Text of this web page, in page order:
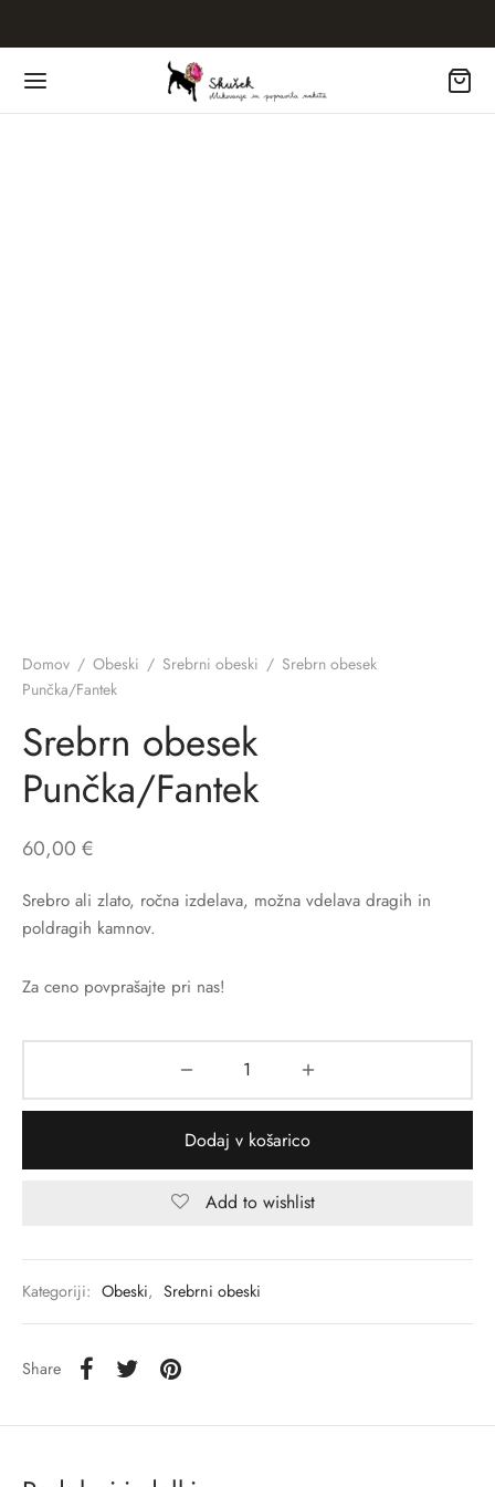
Domov / Obeski / Srebrni obeski / Srebrn obesek
Punčka/Fantek
Srebrn obesek
Punčka/Fantek
60,00 €
Srebro ali zlato, ročna izdelava, možna vdelava dragih in
poldragih kamnov.
Za ceno povprašajte pri nas!
Dodaj v košarico
Add to wishlist
Kategoriji: Obeski, Srebrni obeski
Share